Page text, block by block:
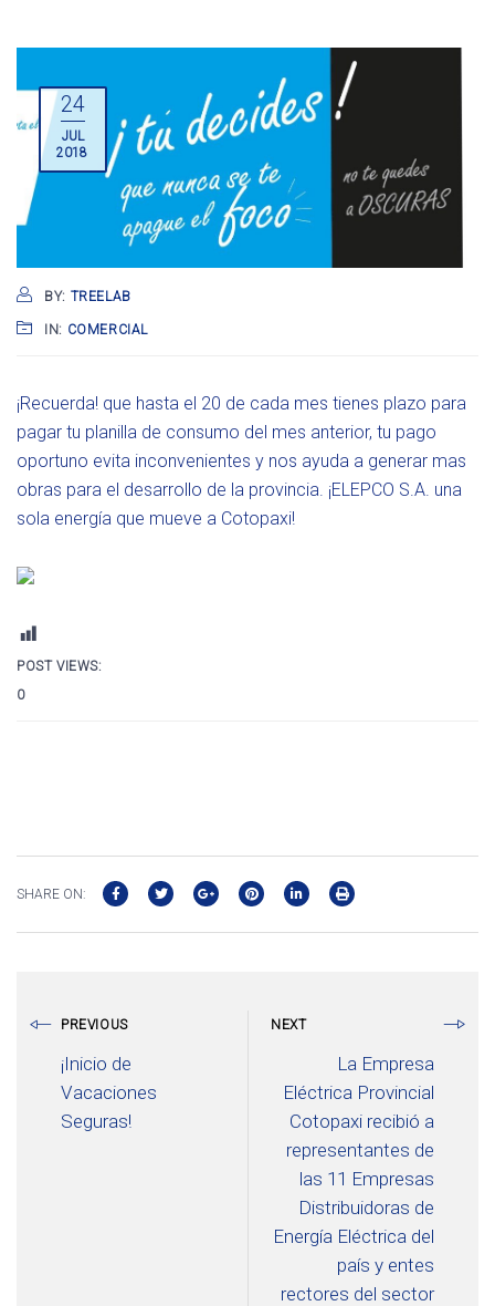
24
JUL
2018
BY: TREELAB
IN: COMERCIAL
¡Recuerda! que hasta el 20 de cada mes tienes plazo para
pagar tu planilla de consumo del mes anterior, tu pago
oportuno evita inconvenientes y nos ayuda a generar mas
obras para el desarrollo de la provincia. ¡ELEPCO S.A. una
sola energía que mueve a Cotopaxi!
POST VIEWS:
0
SHARE ON:
PREVIOUS
¡Inicio de
Vacaciones
Seguras!
NEXT
La Empresa
Eléctrica Provincial
Cotopaxi recibió a
representantes de
las 11 Empresas
Distribuidoras de
Energía Eléctrica del
país y entes
rectores del sector